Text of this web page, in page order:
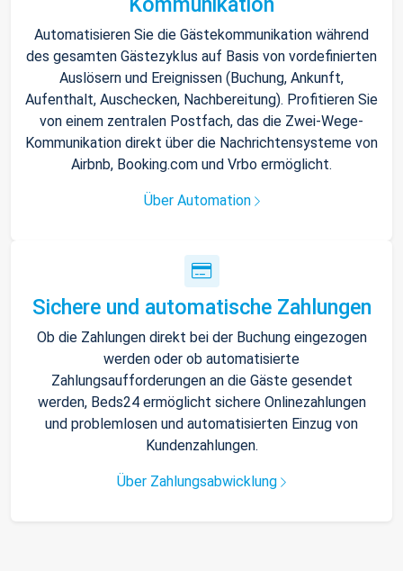
Automatisieren Sie die Gästekommunikation während
des gesamten Gästezyklus auf Basis von vordefinierten
Auslösern und Ereignissen (Buchung, Ankunft,
Aufenthalt, Auschecken, Nachbereitung). Profitieren Sie
von einem zentralen Postfach, das die Zwei-Wege-
Kommunikation direkt über die Nachrichtensysteme von
Airbnb, Booking.com und Vrbo ermöglicht.
Über Automation
Sichere und automatische Zahlungen
Ob die Zahlungen direkt bei der Buchung eingezogen
werden oder ob automatisierte
Zahlungsaufforderungen an die Gäste gesendet
werden, Beds24 ermöglicht sichere Onlinezahlungen
und problemlosen und automatisierten Einzug von
Kundenzahlungen.
Über Zahlungsabwicklung